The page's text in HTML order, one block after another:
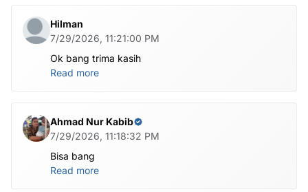
Hilman
7/29/2026, 11:21:00 PM
Ok bang trima kasih
Read more
Ahmad Nur Kabib
7/29/2026, 11:18:32 PM
Bisa bang
Read more